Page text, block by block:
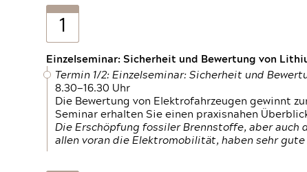
1
Einzelseminar: Sicherheit und Bewertung von
Termin 1/2: Einzelseminar: Sicherheit und
8.30—16.30 Uhr
Die Bewertung von Elektrofahrzeugen gewinnt
Seminar erhalten Sie einen praxisnahen
Die Erschöpfung fossiler Brennstoffe, aber
allen voran die Elektromobilität, haben sehr